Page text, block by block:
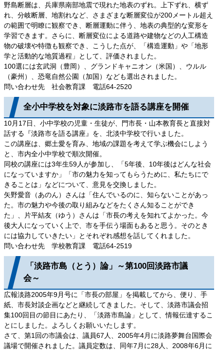
野島断層は、兵庫県南部地震で現れた地表のずれ。上下ずれ、横ず
れ、分岐断層、地割れなど、さまざまな断層変位が200メートル超え
の範囲で明瞭に観察でき、断層運動に伴う、地表の典型的な変形を
学習できます。さらに、断層変位による道路や建物などの人工構造
物の破壊や特徴も観察でき、こうした点が、「構造運動」や「地形
学と活動的な地質過程」として、評価されました。
100選には玄武洞（豊岡）、グランドキャニオン（米国）、ウルル
（豪州）、恐竜自然公園（加国）なども選出されました。
問い合わせ先 社会教育課 電話64-2520
全小中学校を対象に淡路市を語る講座を開催
10月17日、小中学校の児童・生徒が、門市長・山本教育長と直接対
話する『淡路市を語る講座』を、北淡中学校で行いました。
この講座は、郷土愛を育み、地域の課題を考えて学ぶ機会にしよう
と、市内全小中学校で順次開催。
同校の講座には3年生59人が参加し、「5年後、10年後はどんな社会
になっていますか」「市の魅力を知ってもらうために、私たちにで
きることは」などについて、意見を交換しました。
矢野愛音（あのん）さんは「住んでいるのに、知らないことがあっ
た。市の魅力や今後の取り組みなどをたくさん知ることができ
た」、片平結友（ゆう）さんは「市長の考えを知れてよかった。今
後大人になっていく上で、市を手伝う場面もあると思う。そのとき
には協力していきたい」とそれぞれ感想を話してくれました。
問い合わせ先 学校教育課 電話64-2519
「淡路市島（とう）論」～第100回淡路市議
会～
広報淡路2005年9月号に「市長の部屋」を掲載してから、便り、手
紙、市長対談企画などと継続してきました。そして、淡路市議会招
集100回目の節目にあたり、「淡路市島論」として、情報伝達するこ
とにしました。よろしくお願いいたします。
さて、第1回の市議会は、議員67人、2005年4月に淡路夢舞台国際会
議場で開催されました。議員定数は、同年7月に28人、2008年6月に